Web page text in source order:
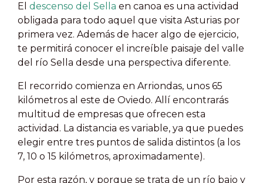
El descenso del Sella en canoa es una actividad
obligada para todo aquel que visita Asturias por
primera vez. Además de hacer algo de ejercicio,
te permitirá conocer el increíble paisaje del valle
del río Sella desde una perspectiva diferente.
El recorrido comienza en Arriondas, unos 65
kilómetros al este de Oviedo. Allí encontrarás
multitud de empresas que ofrecen esta
actividad. La distancia es variable, ya que puedes
elegir entre tres puntos de salida distintos (a los
7, 10 o 15 kilómetros, aproximadamente).
Por esta razón, y porque se trata de un río bajo y